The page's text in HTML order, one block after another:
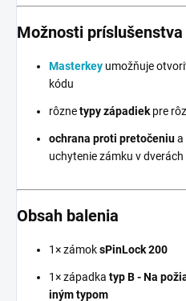
Možnosti príslušenstva
Masterkey umožňuje
kódu
rôznetypy západiek pre
ochrana proti pretočeniua
uchytenie zámku v dverách
Obsah balenia
1× zámoksPinLock 200
1× západka typ B - Na
iným typom